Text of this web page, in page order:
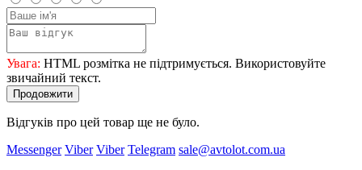
Увага: HTML розмітка не підтримується. Використовуйте
звичайний текст.
Продовжити
Відгуків про цей товар ще не було.
Messenger Viber Viber Telegram sale@avtolot.com.ua